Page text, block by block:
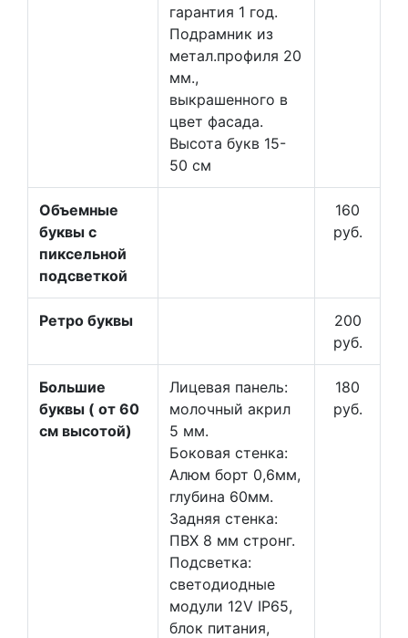
гарантия 1 год.
Подрамник из
метал.профиля 20
мм.,
выкрашенного в
цвет фасада.
Высота букв 15-
50 см
Объемные
буквы с
пиксельной
подсветкой
160
руб.
Ретро буквы
200
руб.
Большие
буквы ( от 60
см высотой)
Лицевая панель:
молочный акрил
5 мм.
Боковая стенка:
Алюм борт 0,6мм,
глубина 60мм.
Задняя стенка:
ПВХ 8 мм стронг.
Подсветка:
светодиодные
модули 12V IP65,
блок питания,
180
руб.